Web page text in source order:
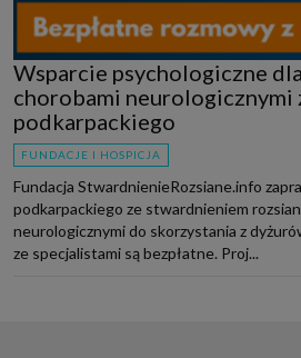
Wsparcie psychologiczne
chorobami neurologicznymi
podkarpackiego
FUNDACJE I HOSPICJA
Fundacja StwardnienieRozsiane.info
podkarpackiego ze stwardnieniem
neurologicznymi do skorzystania z
ze specjalistami są bezpłatne. Proj...